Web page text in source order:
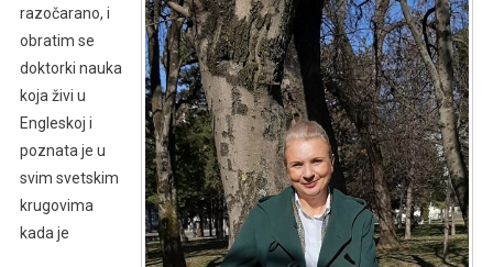
razočarano, i
obratim se
doktorki nauka
koja živi u
Engleskoj i
poznata je u
svim svetskim
krugovima
kada je